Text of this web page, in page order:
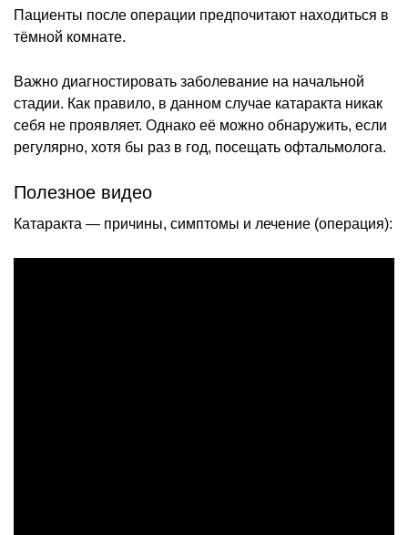
Пациенты после операции предпочитают находиться в
тёмной комнате.
Важно диагностировать заболевание на начальной
стадии. Как правило, в данном случае катаракта никак
себя не проявляет. Однако её можно обнаружить, если
регулярно, хотя бы раз в год, посещать офтальмолога.
Полезное видео
Катаракта — причины, симптомы и лечение (операция):